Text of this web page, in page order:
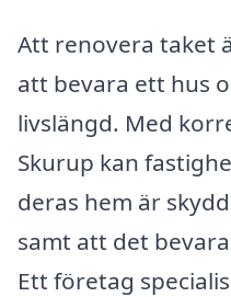
Att renovera taket
att bevara ett hus
livslängd. Med
Skurup kan
deras hem är
samt att det
Ett företag